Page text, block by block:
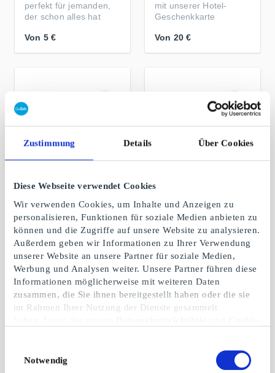
Zustimmung Details Über Cookies
Diese Webseite verwendet Cookies
Wir verwenden Cookies, um Inhalte und Anzeigen zu
personalisieren, Funktionen für soziale Medien anbieten zu
können und die Zugriffe auf unsere Website zu analysieren.
Außerdem geben wir Informationen zu Ihrer Verwendung
unserer Website an unsere Partner für soziale Medien,
Werbung und Analysen weiter. Unsere Partner führen diese
Informationen möglicherweise mit weiteren Daten
zusammen, die Sie ihnen bereitgestellt haben oder die sie
im Rahmen Ihrer Nutzung der Dienste gesammelt
Notwendig
perfekt für jemanden,
der schon alles hat
Von 5 €
mit unserer Hotel-
Geschenkkarte
Von 20 €
Geschenkgutschein
Durch raue Meere
Von 5 €
Geschenkgutschein
Eine große Auswahl an
Taufgeschenken
Von 10 €